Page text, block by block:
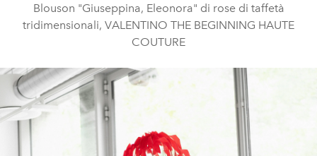
Blouson "Giuseppina, Eleonora" di rose di taffetà
tridimensionali, VALENTINO THE BEGINNING HAUTE
COUTURE